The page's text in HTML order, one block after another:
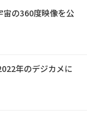
宙の360度映像を公
年のデジカメに